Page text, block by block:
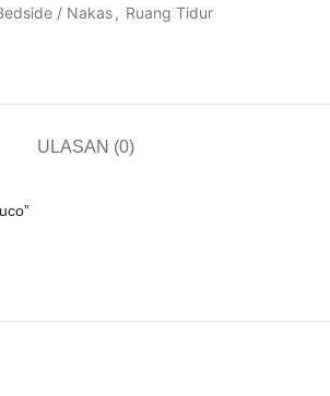
/ Nakas, Ruang Tidur
ULASAN (0)